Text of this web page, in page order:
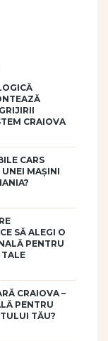
CRAIOVA
CARS
MAȘINI
SĂ ALEGI O
PENTRU
TALE
CRAIOVA –
PENTRU
TĂU?